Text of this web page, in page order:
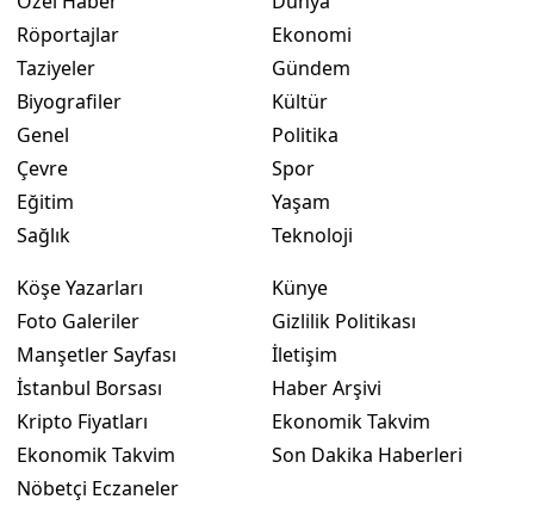
Röportajlar
Taziyeler
Biyografiler
Genel
Çevre
Eğitim
Sağlık
Ekonomi
Gündem
Kültür
Politika
Spor
Yaşam
Teknoloji
Köşe Yazarları
Foto Galeriler
Manşetler Sayfası
İstanbul Borsası
Kripto Fiyatları
Ekonomik Takvim
Nöbetçi Eczaneler
Künye
Gizlilik Politikası
İletişim
Haber Arşivi
Ekonomik Takvim
Son Dakika Haberleri